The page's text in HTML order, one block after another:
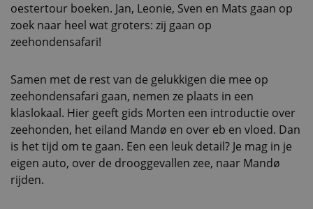
oestertour boeken. Jan, Leonie, Sven en Mats gaan op
zoek naar heel wat groters: zij gaan op
zeehondensafari!
Samen met de rest van de gelukkigen die mee op
zeehondensafari gaan, nemen ze plaats in een
klaslokaal. Hier geeft gids Morten een introductie over
zeehonden, het eiland Mandø en over eb en vloed. Dan
is het tijd om te gaan. Een een leuk detail? Je mag in je
eigen auto, over de drooggevallen zee, naar Mandø
rijden.